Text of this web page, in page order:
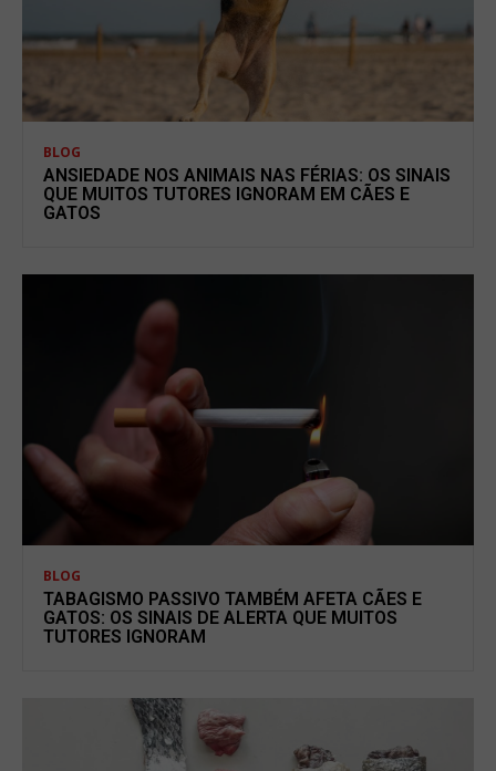
BLOG
ANSIEDADE NOS ANIMAIS NAS FÉRIAS: OS SINAIS
QUE MUITOS TUTORES IGNORAM EM CÃES E
GATOS
BLOG
TABAGISMO PASSIVO TAMBÉM AFETA CÃES E
GATOS: OS SINAIS DE ALERTA QUE MUITOS
TUTORES IGNORAM